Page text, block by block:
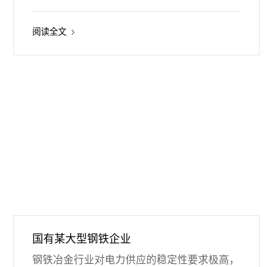
缝衔接至备用电源系统。
阅读全文
国有某大型钢铁企业
钢铁冶金行业对电力供应的稳定性要求极高，